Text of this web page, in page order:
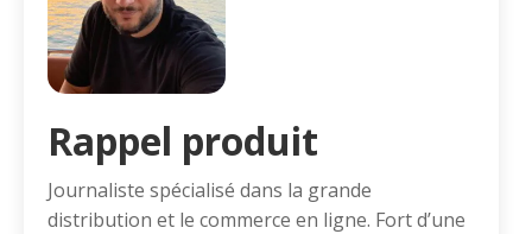
Rappel produit
Journaliste spécialisé dans la grande
distribution et le commerce en ligne. Fort d’une